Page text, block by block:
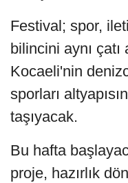
Festival; spor,
bilincini aynı
Kocaeli'nin
sporları
taşıyacak.
Bu hafta
proje, hazırlık